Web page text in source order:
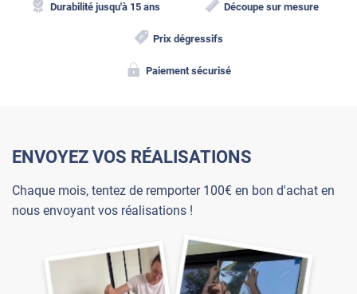
Durabilité jusqu'à 15 ans Découpe sur mesure
Prix dégressifs
Paiement sécurisé
ENVOYEZ VOS RÉALISATIONS
Chaque mois, tentez de remporter 100€ en bon d'achat en
nous envoyant vos réalisations !